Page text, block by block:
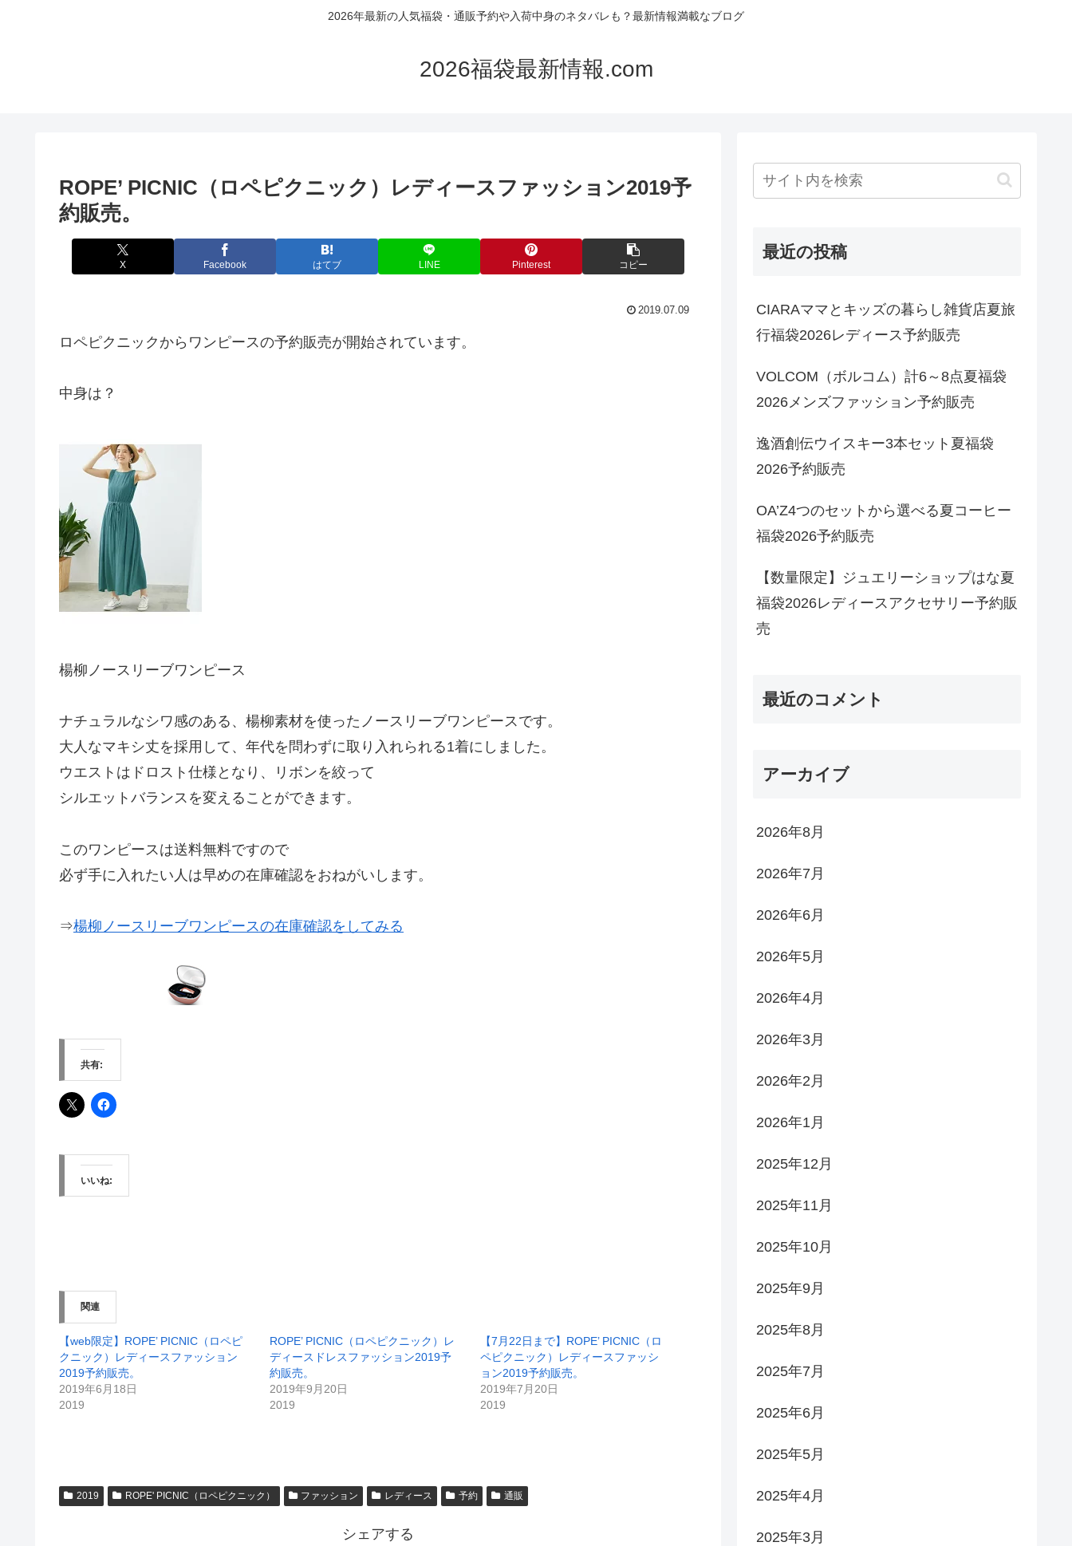
2026年最新の人気福袋・通販予約や入荷中身のネタバレも？最新情報満載なブログ
2026福袋最新情報.com
ROPE’ PICNIC（ロペピクニック）レディースファッション2019予
約販売。
X Facebook はてブ LINE Pinterest コピー
2019.07.09
ロペピクニックからワンピースの予約販売が開始されています。
中身は？
楊柳ノースリーブワンピース
ナチュラルなシワ感のある、楊柳素材を使ったノースリーブワンピースです。
大人なマキシ丈を採用して、年代を問わずに取り入れられる1着にしました。
ウエストはドロスト仕様となり、リボンを絞って
シルエットバランスを変えることができます。
このワンピースは送料無料ですので
必ず手に入れたい人は早めの在庫確認をおねがいします。
⇒楊柳ノースリーブワンピースの在庫確認をしてみる
共有:
いいね:
関連
【web限定】ROPE’ PICNIC（ロペピ
クニック）レディースファッション
2019予約販売。
2019年6月18日
2019
ROPE’ PICNIC（ロペピクニック）レ
ディースドレスファッション2019予
約販売。
2019年9月20日
2019
【7月22日まで】ROPE’ PICNIC（ロ
ペピクニック）レディースファッシ
ョン2019予約販売。
2019年7月20日
2019
2019 ROPE' PICNIC（ロペピクニック） ファッション レディース 予約 通販
シェアする
最近の投稿
CIARAママとキッズの暮らし雑貨店夏旅
行福袋2026レディース予約販売
VOLCOM（ボルコム）計6～8点夏福袋
2026メンズファッション予約販売
逸酒創伝ウイスキー3本セット夏福袋
2026予約販売
OA’Z4つのセットから選べる夏コーヒー
福袋2026予約販売
【数量限定】ジュエリーショップはな夏
福袋2026レディースアクセサリー予約販
売
最近のコメント
アーカイブ
2026年8月
2026年7月
2026年6月
2026年5月
2026年4月
2026年3月
2026年2月
2026年1月
2025年12月
2025年11月
2025年10月
2025年9月
2025年8月
2025年7月
2025年6月
2025年5月
2025年4月
2025年3月